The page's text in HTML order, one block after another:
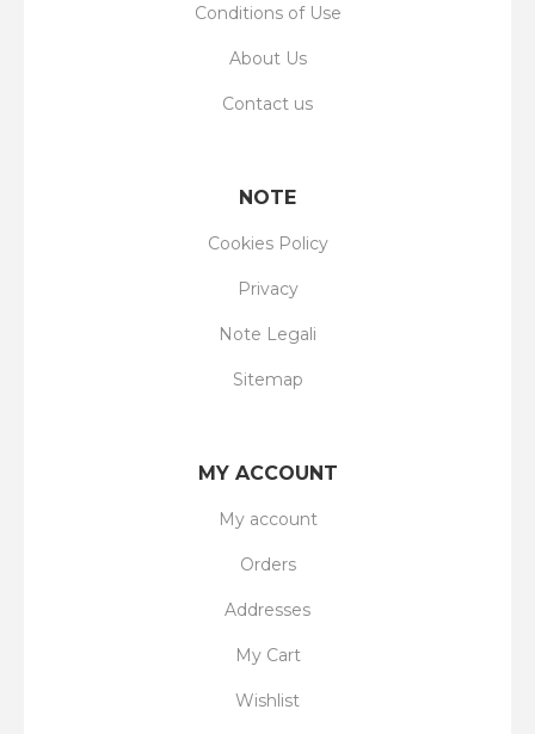
Conditions of Use
About Us
Contact us
NOTE
Cookies Policy
Privacy
Note Legali
Sitemap
MY ACCOUNT
My account
Orders
Addresses
My Cart
Wishlist